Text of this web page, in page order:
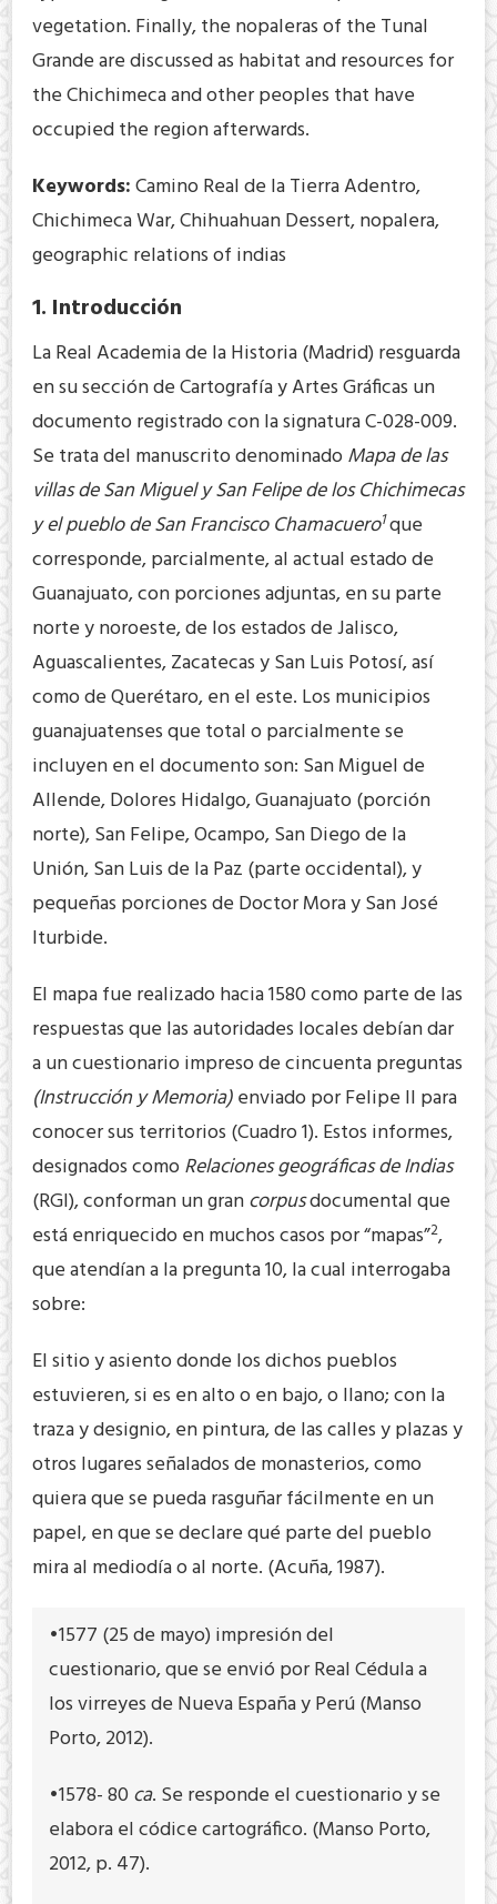
vegetation. Finally, the nopaleras of the Tunal
Grande are discussed as habitat and resources for
the Chichimeca and other peoples that have
occupied the region afterwards.
Keywords:Camino Real de la Tierra Adentro,
Chichimeca War, Chihuahuan Dessert, nopalera,
geographic relations of indias
1. Introducción
La Real Academia de la Historia (Madrid) resguarda
en su sección de Cartografía y Artes Gráficas un
documento registrado con la signatura C-028-009.
Se trata del manuscrito denominadoMapa de las
villas de San Miguel y San Felipe de los Chichimecas
y el pueblo de San Francisco Chamacuero1que
corresponde, parcialmente, al actual estado de
Guanajuato, con porciones adjuntas, en su parte
norte y noroeste, de los estados de Jalisco,
Aguascalientes, Zacatecas y San Luis Potosí, así
como de Querétaro, en el este. Los municipios
guanajuatenses que total o parcialmente se
incluyen en el documento son: San Miguel de
Allende, Dolores Hidalgo, Guanajuato (porción
norte), San Felipe, Ocampo, San Diego de la
Unión, San Luis de la Paz (parte occidental), y
pequeñas porciones de Doctor Mora y San José
Iturbide.
El mapa fue realizado hacia 1580 como parte de las
respuestas que las autoridades locales debían dar
a un cuestionario impreso de cincuenta preguntas
(Instrucción y Memoria)enviado por Felipe II para
conocer sus territorios (Cuadro 1). Estos informes,
designados comoRelaciones geográficas de Indias
(RGI), conforman un grancorpusdocumental que
está enriquecido en muchos casos por “mapas”2,
que atendían a la pregunta 10, la cual interrogaba
sobre:
El sitio y asiento donde los dichos pueblos
estuvieren, si es en alto o en bajo, o llano; con la
traza y designio, en pintura, de las calles y plazas y
otros lugares señalados de monasterios, como
quiera que se pueda rasguñar fácilmente en un
papel, en que se declare qué parte del pueblo
mira al mediodía o al norte. (Acuña, 1987).
•1577 (25 de mayo) impresión del
cuestionario, que se envió por Real Cédula a
los virreyes de Nueva España y Perú (Manso
Porto, 2012).
•1578- 80 ca. Se responde el cuestionario y se
elabora el códice cartográfico. (Manso Porto,
2012, p. 47).